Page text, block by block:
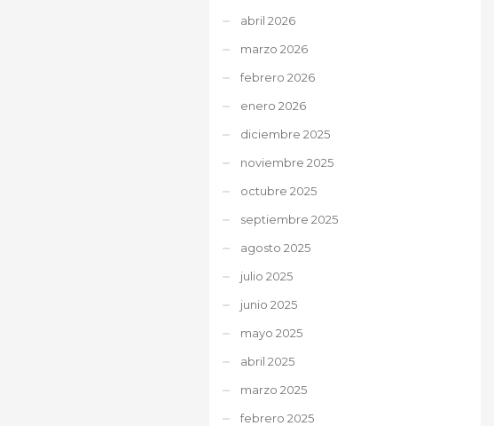
abril 2026
marzo 2026
febrero 2026
enero 2026
diciembre 2025
noviembre 2025
octubre 2025
septiembre 2025
agosto 2025
julio 2025
junio 2025
mayo 2025
abril 2025
marzo 2025
febrero 2025